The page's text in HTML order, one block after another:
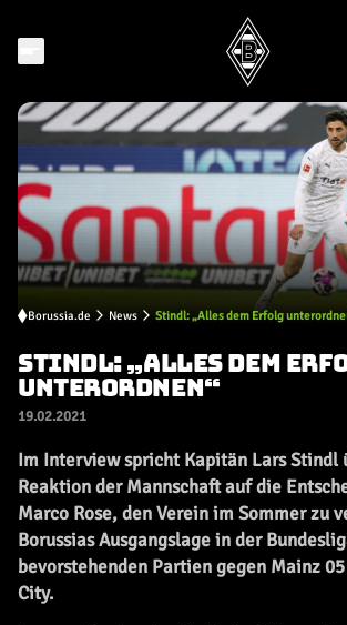
Borussia.de News Stindl: „Alles dem Erfolg
STINDL: „ALLES DEM
UNTERORDNEN“
19.02.2021
Im Interview spricht Kapitän Lars Stindl
Reaktion der Mannschaft auf die
Marco Rose, den Verein im Sommer zu
Borussias Ausgangslage in der
bevorstehenden Partien gegen Mainz
City.